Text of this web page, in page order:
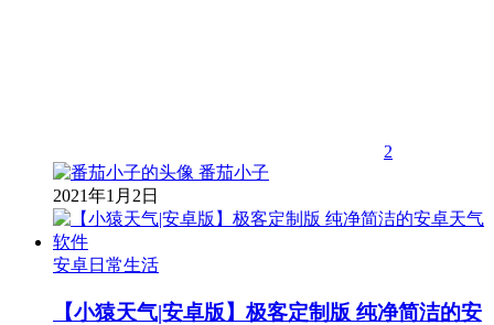
2
番茄小子
2021年1月2日
安卓日常生活
【小猿天气|安卓版】极客定制版 纯净简洁的安